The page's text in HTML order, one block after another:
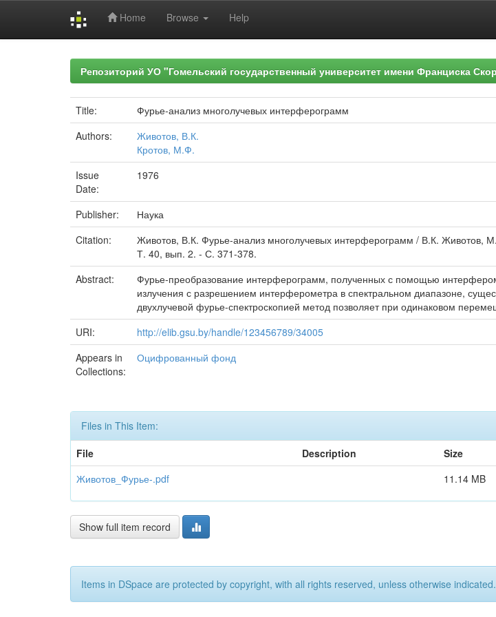
Home Browse Help
Репозиторий УО "Гомельский государственный университет имени Франциска
Title:
Фурье-анализ многолучевых интерферограмм
Authors:
Животов, В.К.
Кротов, М.Ф.
Issue
Date:
1976
Publisher:
Наука
Citation:
Животов, В.К. Фурье-анализ многолучевых интерферограмм / В.К. Животов,
Т. 40, вып. 2. - С. 371-378.
Abstract:
Фурье-преобразование интерферограмм, полученных с помощью
излучения с разрешением интерферометра в спектральном диапазоне,
двухлучевой фурье-спектроскопией метод позволяет при одинаковом
URI:
http://elib.gsu.by/handle/123456789/34005
Appears in
Collections:
Оцифрованный фонд
Files in This Item:
File
Description Size
Животов_Фурье-.pdf
11.14 MB
Show full item record
Items in DSpace are protected by copyright, with all rights reserved, unless otherwise indicated.